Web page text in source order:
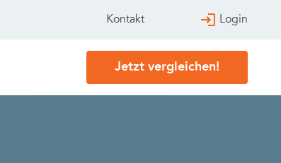
Kontakt Login
Jetzt vergleichen!